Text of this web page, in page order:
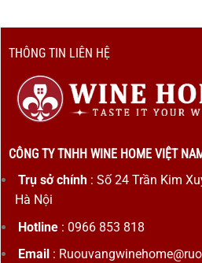
THÔNG TIN LIÊN HỆ
CÔNG TY TNHH WINE HOME VIỆT
Trụ sở chính: Số 24 Trần Kim
Hà Nội
Hotline: 0966 853 818
Email :